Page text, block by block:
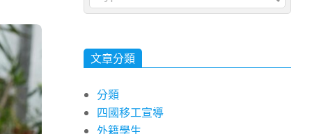
文章分類
分類
四國移工宣導
外籍學生